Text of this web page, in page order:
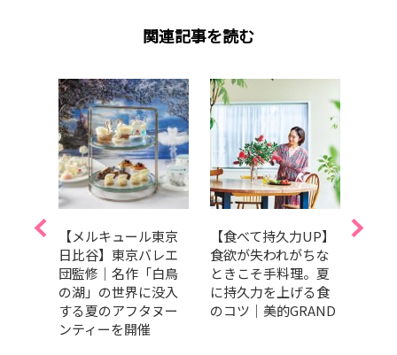
関連記事を読む
【メルキュール東京
日比谷】東京バレエ
団監修｜名作「白鳥
の湖」の世界に没入
する夏のアフタヌー
ンティーを開催
【食べて持久力UP】
食欲が失われがちな
ときこそ手料理。夏
に持久力を上げる食
のコツ｜美的GRAND
美肌